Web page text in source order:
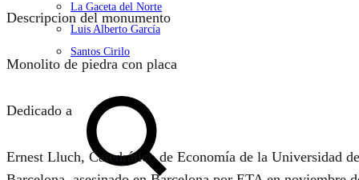
La Gaceta del Norte
Luis Alberto García
Santos Cirilo
Descripcion del monumento
Monolito de piedra con placa
Dedicado a
Ernest Lluch, Catedrático de Economía de la Universidad de